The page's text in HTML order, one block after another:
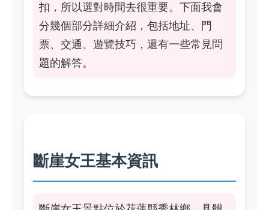
扣，所以選對時間去很重要。下面我會
分幾個部分詳細介紹，包括地址、門
票、交通、遊覽技巧，還有一些常見問
題的解答。
斷崖女王基本資訊